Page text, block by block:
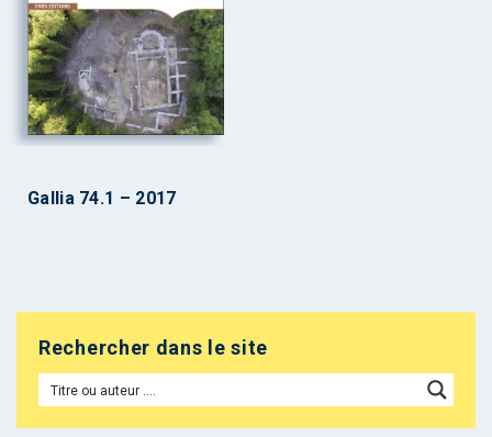
Gallia 74.1 – 2017
Rechercher dans le site